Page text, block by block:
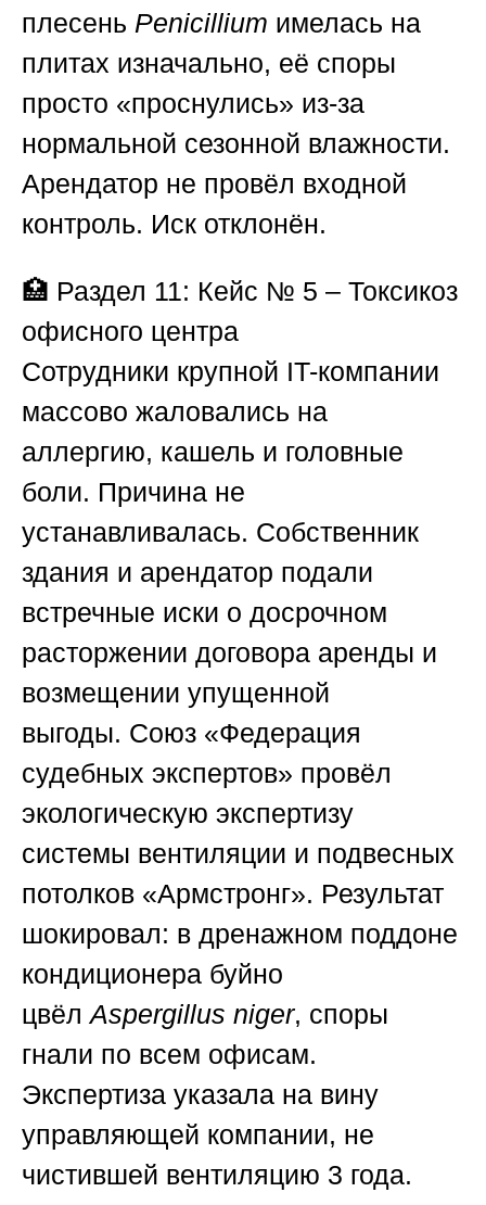
плесень Penicillium имелась на
плитах изначально, её споры
просто «проснулись» из-за
нормальной сезонной влажности.
Арендатор не провёл входной
контроль. Иск отклонён.
🏥 Раздел 11: Кейс № 5 – Токсикоз
офисного центра
Сотрудники крупной IT-компании
массово жаловались на
аллергию, кашель и головные
боли. Причина не
устанавливалась. Собственник
здания и арендатор подали
встречные иски о досрочном
расторжении договора аренды и
возмещении упущенной
выгоды. Союз «Федерация
судебных экспертов» провёл
экологическую экспертизу
системы вентиляции и подвесных
потолков «Армстронг». Результат
шокировал: в дренажном поддоне
кондиционера буйно
цвёлAspergillus niger, споры
гнали по всем офисам.
Экспертиза указала на вину
управляющей компании, не
чистившей вентиляцию 3 года.